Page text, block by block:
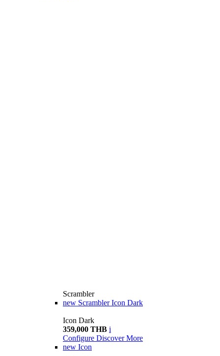
Scrambler
new Scrambler Icon Dark
Icon Dark
359,000 THB i
Configure Discover More
new Icon